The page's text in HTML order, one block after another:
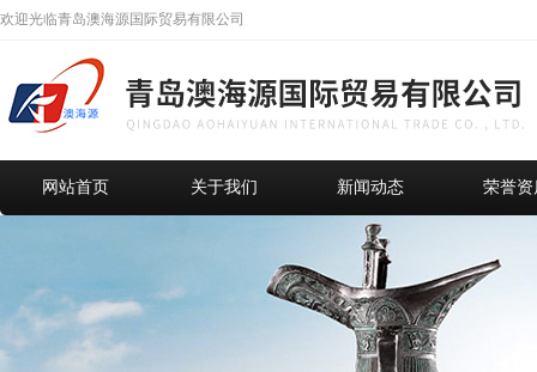
欢迎光临青岛澳海源国际贸易有限公司
网站首页 关于我们 新闻动态 荣誉资